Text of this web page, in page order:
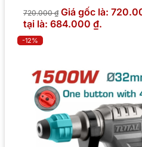
720.000₫ Giá gốc là:
tại là: 684.000 ₫.
-12%